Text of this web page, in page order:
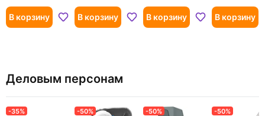
В корзину В корзину В корзину В корзину
Деловым персонам
-35% -50% -50% -50%